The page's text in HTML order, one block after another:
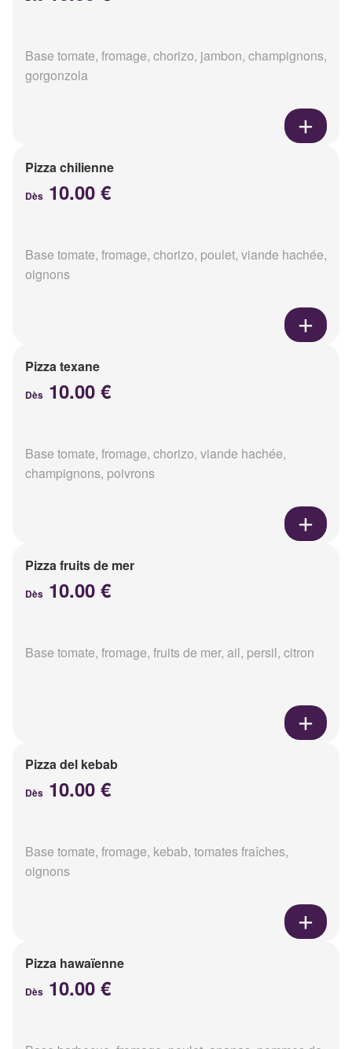
Base tomate, fromage, chorizo, jambon, champignons,
gorgonzola
Pizza chilienne
Dès 10.00 €
Base tomate, fromage, chorizo, poulet, viande hachée,
oignons
Pizza texane
Dès 10.00 €
Base tomate, fromage, chorizo, viande hachée,
champignons, poivrons
Pizza fruits de mer
Dès 10.00 €
Base tomate, fromage, fruits de mer, ail, persil, citron
Pizza del kebab
Dès 10.00 €
Base tomate, fromage, kebab, tomates fraîches,
oignons
Pizza hawaïenne
Dès 10.00 €